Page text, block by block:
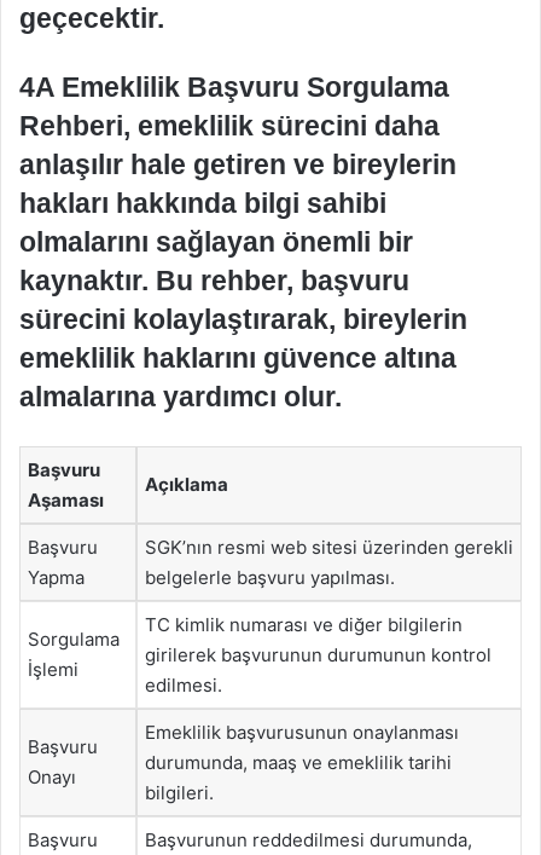
geçecektir.
4A Emeklilik Başvuru Sorgulama
Rehberi, emeklilik sürecini daha
anlaşılır hale getiren ve bireylerin
hakları hakkında bilgi sahibi
olmalarını sağlayan önemli bir
kaynaktır. Bu rehber, başvuru
sürecini kolaylaştırarak, bireylerin
emeklilik haklarını güvence altına
almalarına yardımcı olur.
Başvuru
Aşaması
Açıklama
Başvuru
Yapma
SGK’nın resmi web sitesi üzerinden gerekli
belgelerle başvuru yapılması.
Sorgulama
İşlemi
TC kimlik numarası ve diğer bilgilerin
girilerek başvurunun durumunun kontrol
edilmesi.
Başvuru
Onayı
Emeklilik başvurusunun onaylanması
durumunda, maaş ve emeklilik tarihi
bilgileri.
Başvuru
Başvurunun reddedilmesi durumunda,